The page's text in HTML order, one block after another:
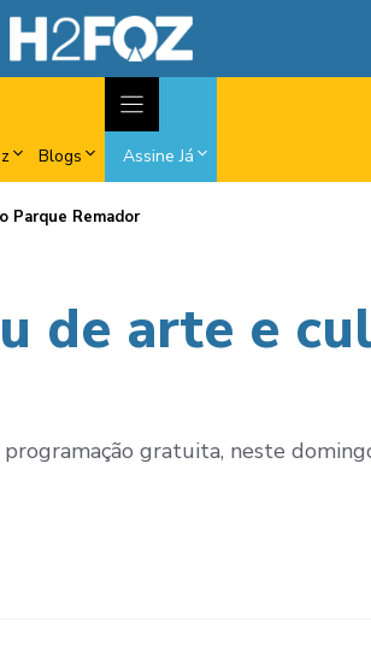
Blogs Assine Já
Parque Remador
de arte e
gratuita, neste